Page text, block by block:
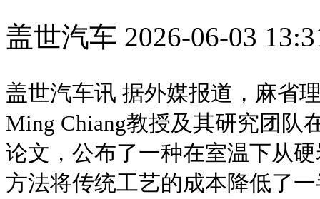
盖世汽车 2026-06-03
盖世汽车讯 据外媒报道，麻省
Ming Chiang教授及其研究团队
论文，公布了一种在室温下从
方法将传统工艺的成本降低了